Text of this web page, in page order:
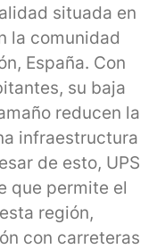
situada en
la comunidad
España. Con
su baja
reducen la
infraestructura
de esto, UPS
que permite el
región,
con carreteras